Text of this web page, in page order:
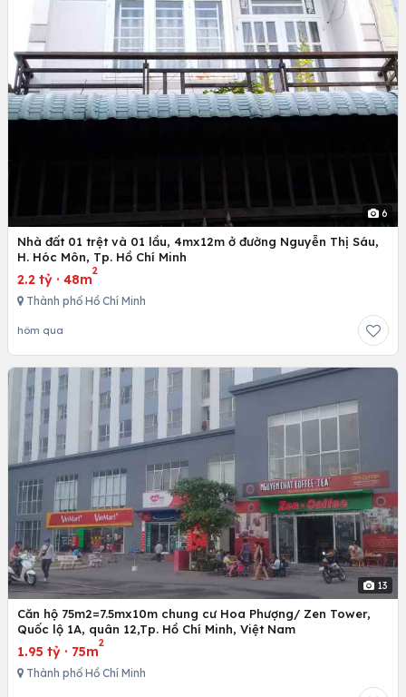
6
Nhà đất 01 trệt và 01 lầu, 4mx12m ở đường Nguyễn Thị Sáu,
H. Hóc Môn, Tp. Hồ Chí Minh
2.2 tỷ · 48m
2
Thành phố Hồ Chí Minh
hôm qua
13
Căn hộ 75m2=7.5mx10m chung cư Hoa Phượng/ Zen Tower,
Quốc lộ 1A, quân 12,Tp. Hồ Chí Minh, Việt Nam
1.95 tỷ · 75m
2
Thành phố Hồ Chí Minh